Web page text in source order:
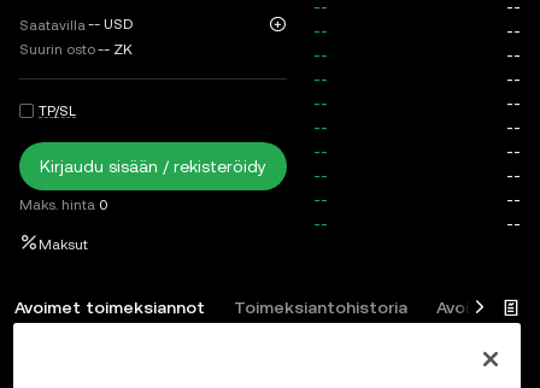
Saatavilla -- USD
Suurin osto-- ZK
TP/SL
Kirjaudu sisään / rekisteröidy
Maks. hinta 0
Maksut
Avoimet toimeksiannot Toimeksiantohistoria Avoimet